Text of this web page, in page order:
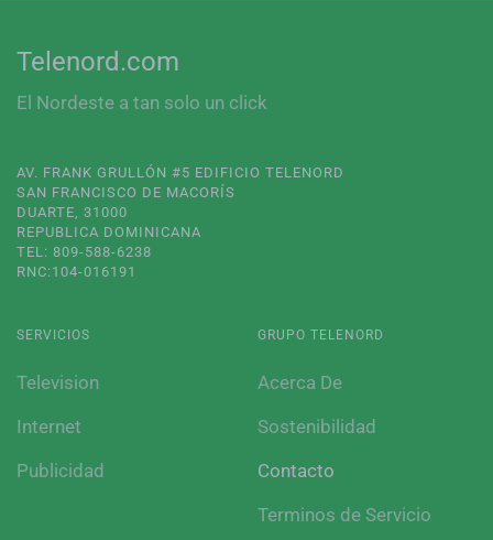
Telenord.com
El Nordeste a tan solo un click
AV. FRANK GRULLÓN #5 EDIFICIO TELENORD
SAN FRANCISCO DE MACORÍS
DUARTE, 31000
REPUBLICA DOMINICANA
TEL: 809-588-6238
RNC:104-016191
SERVICIOS
Television
Internet
Publicidad
GRUPO TELENORD
Acerca De
Sostenibilidad
Contacto
Terminos de Servicio